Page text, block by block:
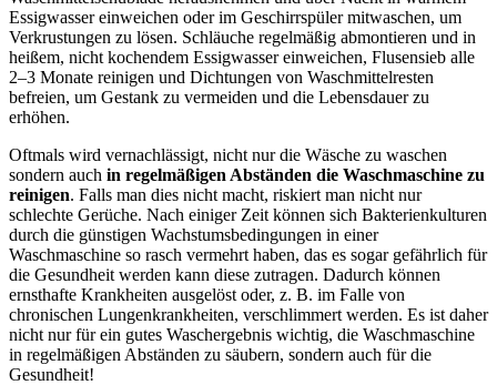
Essigwasser einweichen oder im Geschirrspüler mitwaschen, um
Verkrustungen zu lösen. Schläuche regelmäßig abmontieren und in
heißem, nicht kochendem Essigwasser einweichen, Flusensieb alle
2–3 Monate reinigen und Dichtungen von Waschmittelresten
befreien, um Gestank zu vermeiden und die Lebensdauer zu
erhöhen.
Oftmals wird vernachlässigt, nicht nur die Wäsche zu waschen
sondern auch in regelmäßigen Abständen die Waschmaschine zu
reinigen. Falls man dies nicht macht, riskiert man nicht nur
schlechte Gerüche. Nach einiger Zeit können sich Bakterienkulturen
durch die günstigen Wachstumsbedingungen in einer
Waschmaschine so rasch vermehrt haben, das es sogar gefährlich für
die Gesundheit werden kann diese zutragen. Dadurch können
ernsthafte Krankheiten ausgelöst oder, z. B. im Falle von
chronischen Lungenkrankheiten, verschlimmert werden. Es ist daher
nicht nur für ein gutes Waschergebnis wichtig, die Waschmaschine
in regelmäßigen Abständen zu säubern, sondern auch für die
Gesundheit!